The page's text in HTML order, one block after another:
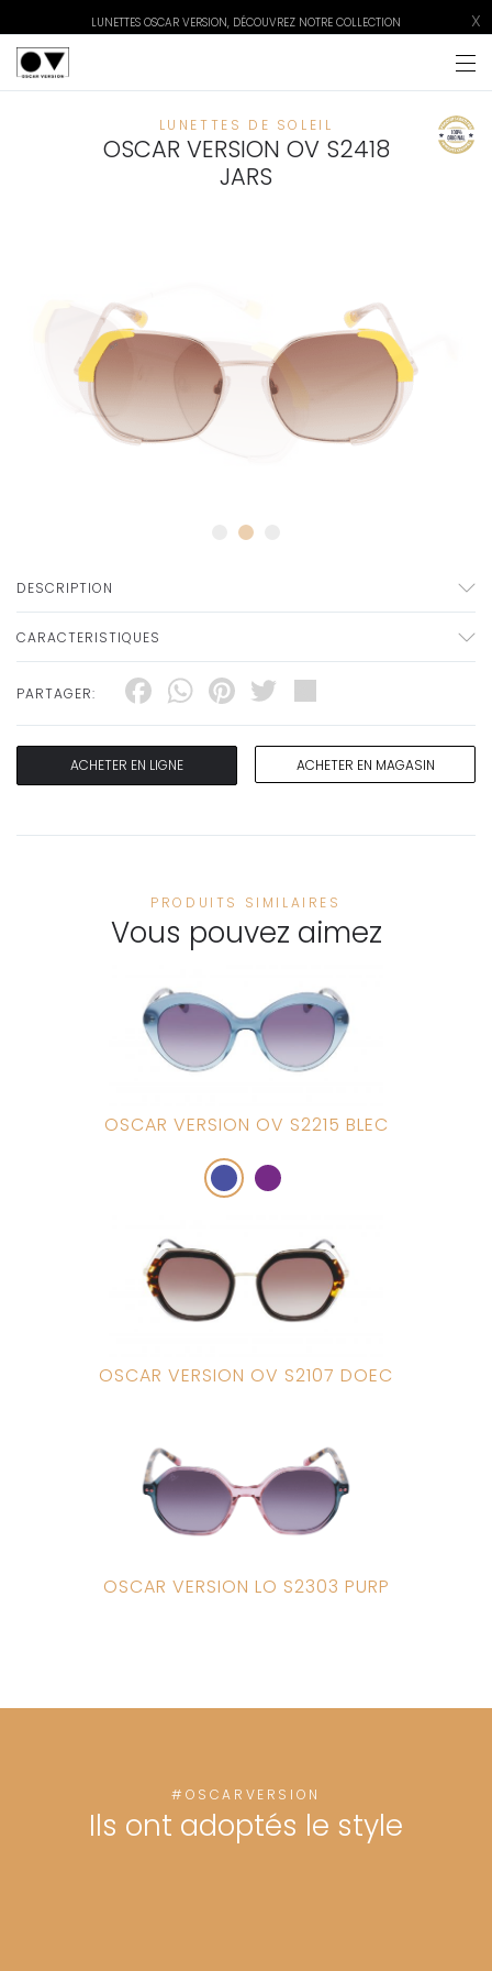
LUNETTES OSCAR VERSION, DÉCOUVREZ NOTRE COLLECTION X
LUNETTES DE SOLEIL
OSCAR VERSION OV S2418
JARS
DESCRIPTION
CARACTERISTIQUES
PARTAGER: Facebook
WhatsApp
Pinterest
Twitter
ACHETER EN LIGNE ACHETER EN MAGASIN
PRODUITS SIMILAIRES
Vous pouvez aimez
OSCAR VERSION OV S2215 BLEC
OSCAR VERSION OV S2107 DOEC
OSCAR VERSION LO S2303 PURP
#OSCARVERSION
Ils ont adoptés le style